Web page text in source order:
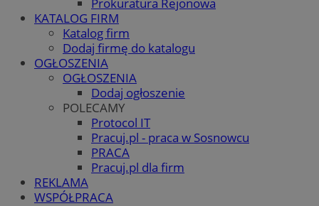
KATALOG FIRM
Katalog firm
Dodaj firmę do katalogu
OGŁOSZENIA
OGŁOSZENIA
Dodaj ogłoszenie
POLECAMY
Protocol IT
Pracuj.pl - praca w Sosnowcu
PRACA
Pracuj.pl dla firm
REKLAMA
WSPÓŁPRACA